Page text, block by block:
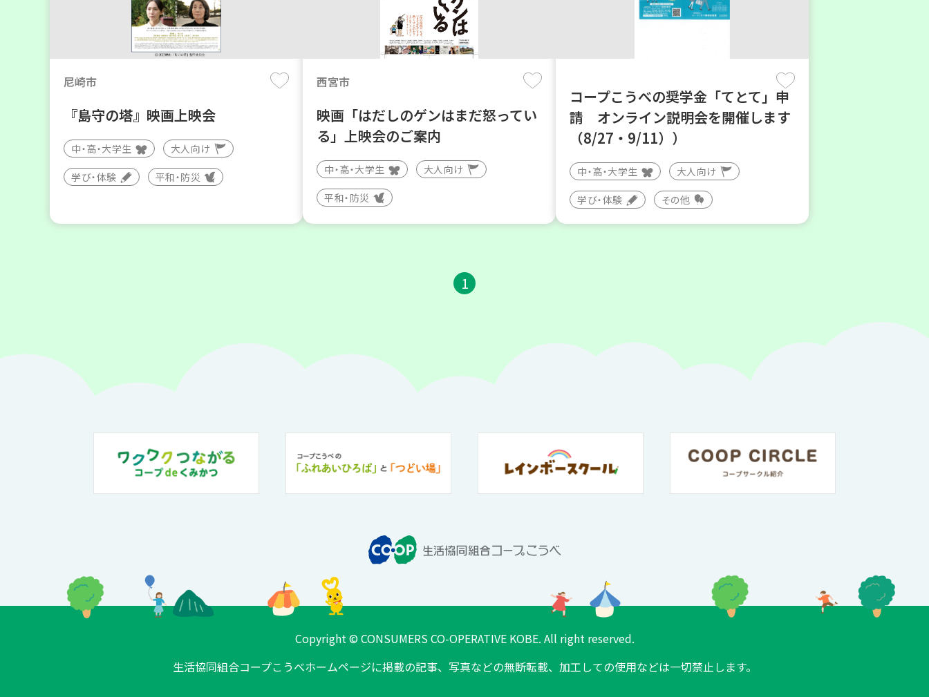
尼崎市
『島守の塔』映画上映会
中・高・大学生 大人向け
学び・体験 平和・防災
西宮市
映画「はだしのゲンはまだ怒ってい
る」上映会のご案内
中・高・大学生 大人向け
平和・防災
コープこうべの奨学金「てとて」申
請 オンライン説明会を開催します
（8/27・9/11））
中・高・大学生 大人向け
学び・体験 その他
1
Copyright © CONSUMERS CO-OPERATIVE KOBE. All right reserved.
生活協同組合コープこうべホームページに掲載の記事、 写真などの無断転載、加工しての使用などは一切禁止します。